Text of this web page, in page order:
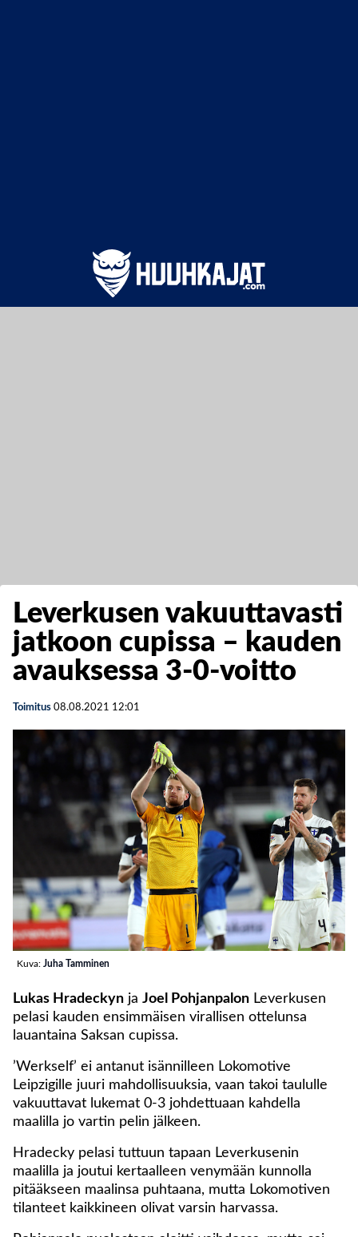
Leverkusen vakuuttavasti
jatkoon cupissa – kauden
avauksessa 3-0-voitto
Toimitus 08.08.2021 12:01
Kuva: Juha Tamminen
Lukas Hradeckyn ja Joel Pohjanpalon Leverkusen
pelasi kauden ensimmäisen virallisen ottelunsa
lauantaina Saksan cupissa.
’Werkself’ ei antanut isännilleen Lokomotive
Leipzigille juuri mahdollisuuksia, vaan takoi taululle
vakuuttavat lukemat 0-3 johdettuaan kahdella
maalilla jo vartin pelin jälkeen.
Hradecky pelasi tuttuun tapaan Leverkusenin
maalilla ja joutui kertaalleen venymään kunnolla
pitääkseen maalinsa puhtaana, mutta Lokomotiven
tilanteet kaikkineen olivat varsin harvassa.